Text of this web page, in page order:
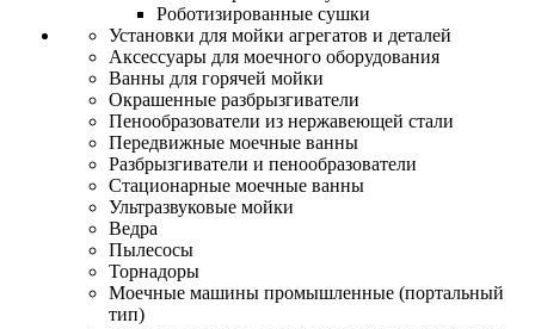
Роботизированные сушки
Установки для мойки агрегатов и деталей
Аксессуары для моечного оборудования
Ванны для горячей мойки
Окрашенные разбрызгиватели
Пенообразователи из нержавеющей стали
Передвижные моечные ванны
Разбрызгиватели и пенообразователи
Стационарные моечные ванны
Ультразвуковые мойки
Ведра
Пылесосы
Торнадоры
Моечные машины промышленные (портальный
тип)